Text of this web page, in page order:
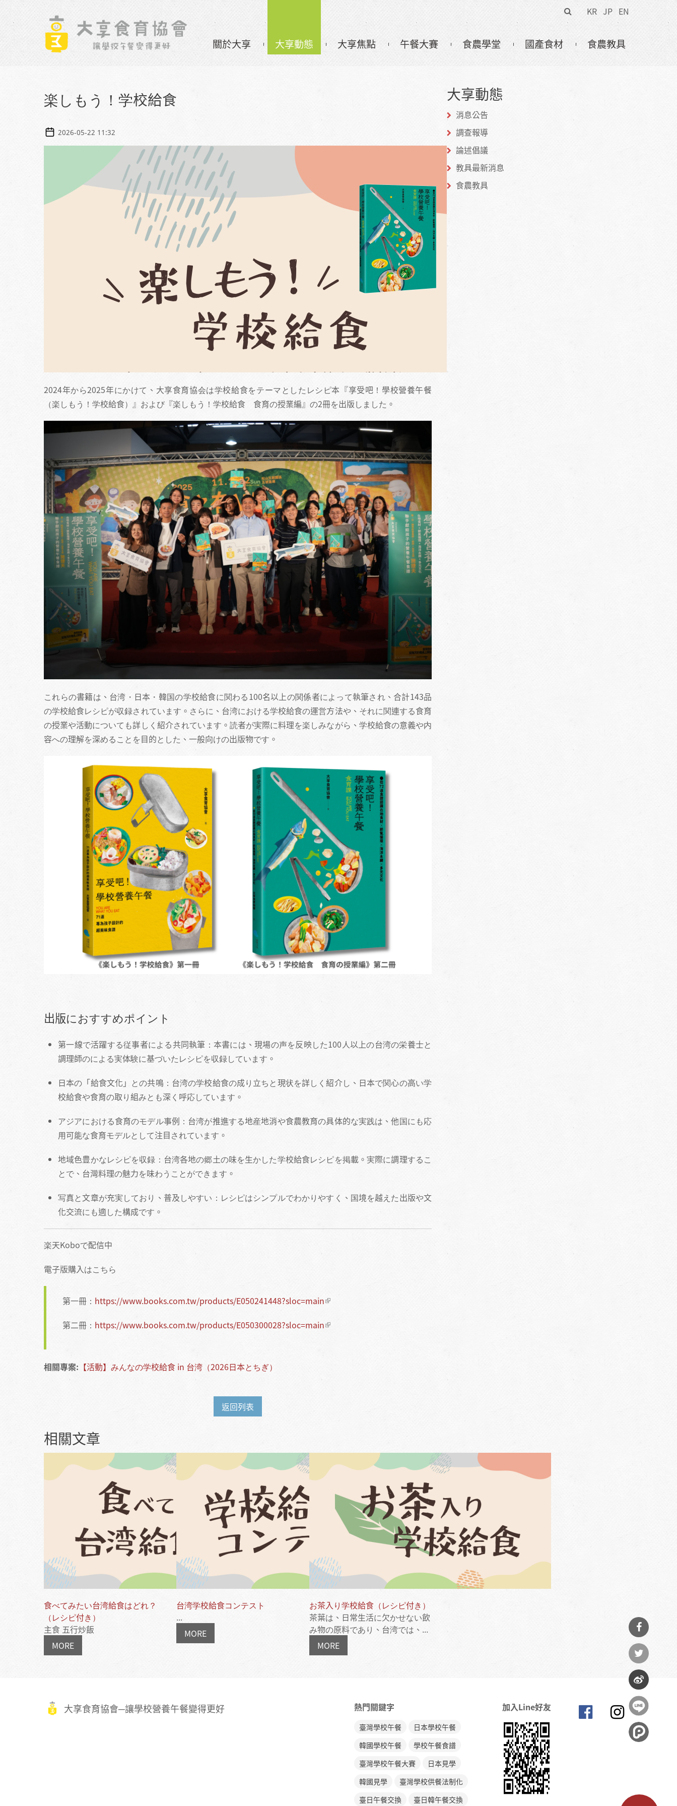
KR JP EN
搜
尋
表
單
關於大享 大享動態 大享焦點 午餐大賽 食農學堂 國產食材 食農教具
楽しもう！学校給食
2026-05-22 11:32
2024年から2025年にかけて、大享食育協会は学校給食をテーマとしたレシピ本『享受吧！學校營養午餐
（楽しもう！学校給食）』および『楽しもう！学校給食 食育の授業編』の2冊を出版しました。
これらの書籍は、台湾・日本・韓国の学校給食に関わる100名以上の関係者によって執筆され、合計143品
の学校給食レシピが収録されています。さらに、台湾における学校給食の運営方法や、それに関連する食育
の授業や活動についても詳しく紹介されています。読者が実際に料理を楽しみながら、学校給食の意義や内
容への理解を深めることを目的とした、一般向けの出版物です。
出版におすすめポイント
第一線で活躍する従事者による共同執筆：本書には、現場の声を反映した100人以上の台湾の栄養士と
調理師のによる実体験に基づいたレシピを収録しています。
日本の「給食文化」との共鳴：台湾の学校給食の成り立ちと現状を詳しく紹介し、日本で関心の高い学
校給食や食育の取り組みとも深く呼応しています。
アジアにおける食育のモデル事例：台湾が推進する地産地消や食農教育の具体的な実践は、他国にも応
用可能な食育モデルとして注目されています。
地域色豊かなレシピを収録：台湾各地の郷土の味を生かした学校給食レシピを掲載。実際に調理するこ
とで、台灣料理の魅力を味わうことができます。
写真と文章が充実しており、普及しやすい：レシピはシンプルでわかりやすく、国境を越えた出版や文
化交流にも適した構成です。
楽天Koboで配信中
電子版購入はこちら
第一冊： https://www.books.com.tw/products/E050241448?sloc=main
第二冊： https://www.books.com.tw/products/E050300028?sloc=main
相關專案: 【活動】みんなの学校給食 in 台湾（2026日本とちぎ）
返回列表
相關文章
食べてみたい台湾給食はどれ？
（レシピ付き）
主食 五行炒飯
MORE
台湾学校給食コンテスト
...
MORE
お茶入り学校給食（レシピ付き）
茶葉は、日常生活に欠かせない飲
み物の原料であり、台湾では、...
MORE
分享
到
Facebook
分享
到
Twitter
分享
到微
博
大享動態
消息公告
調查報導
論述倡議
教具最新消息
食農教具
大享食育協會─讓學校營養午餐變得更好 加入Line好友
熱門關鍵字
臺灣學校午餐
日本學校午餐
韓國學校午餐
學校午餐食譜
臺灣學校午餐大賽
日本見學
韓國見學
臺灣學校供餐法制化
臺日午餐交換
臺日韓午餐交換